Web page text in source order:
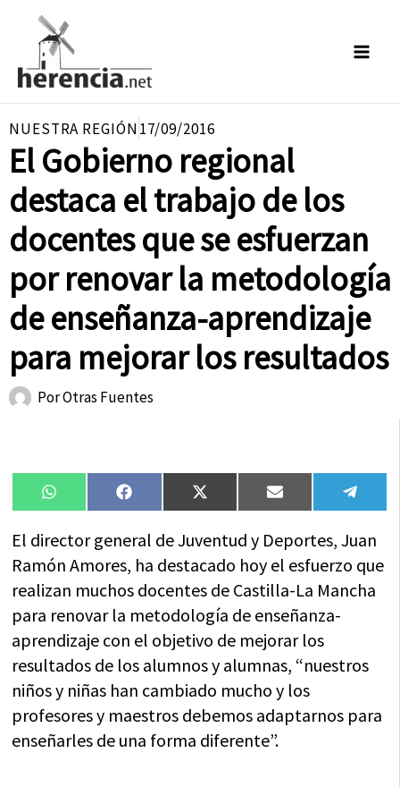
contenido
NUESTRA REGIÓN17/09/2016
El Gobierno regional
destaca el trabajo de los
docentes que se esfuerzan
por renovar la metodología
de enseñanza-aprendizaje
para mejorar los resultados
PorOtras Fuentes
Compartir
en
WhatsAppCompartir
en
FacebookCompartir
en
X
(Twitter)
Compartir
en
Email
en
El director general de Juventud y Deportes, Juan
Ramón Amores, ha destacado hoy el esfuerzo que
realizan muchos docentes de Castilla-La Mancha
para renovar la metodología de enseñanza-
aprendizaje con el objetivo de mejorar los
resultados de los alumnos y alumnas, “nuestros
niños y niñas han cambiado mucho y los
profesores y maestros debemos adaptarnos para
enseñarles de una forma diferente”.